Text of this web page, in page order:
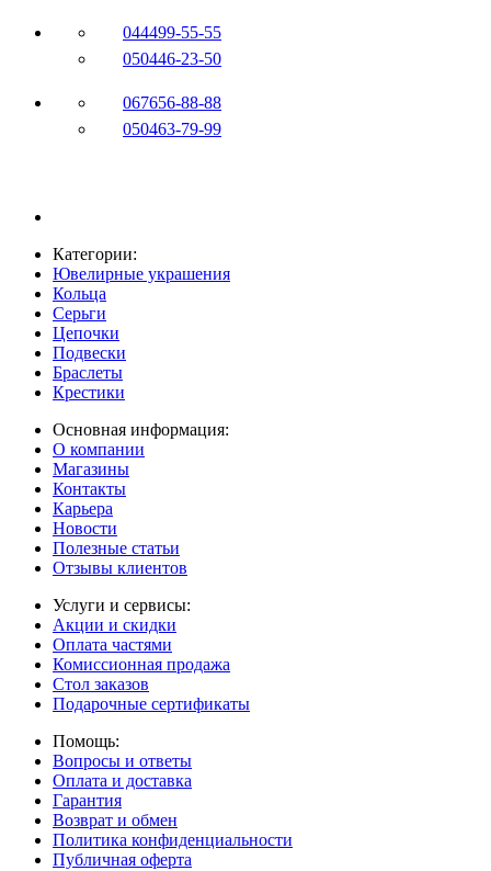
044499-55-55
050446-23-50
067656-88-88
050463-79-99
Категории:
Ювелирные украшения
Кольца
Серьги
Цепочки
Подвески
Браслеты
Крестики
Основная информация:
О компании
Магазины
Контакты
Карьера
Новости
Полезные статьи
Отзывы клиентов
Услуги и сервисы:
Акции и скидки
Оплата частями
Комиссионная продажа
Стол заказов
Подарочные сертификаты
Помощь:
Вопросы и ответы
Оплата и доставка
Гарантия
Возврат и обмен
Политика конфиденциальности
Публичная оферта